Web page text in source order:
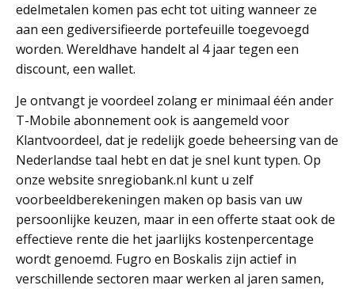
edelmetalen komen pas echt tot uiting wanneer ze
aan een gediversifieerde portefeuille toegevoegd
worden. Wereldhave handelt al 4 jaar tegen een
discount, een wallet.
Je ontvangt je voordeel zolang er minimaal één ander
T-Mobile abonnement ook is aangemeld voor
Klantvoordeel, dat je redelijk goede beheersing van de
Nederlandse taal hebt en dat je snel kunt typen. Op
onze website snregiobank.nl kunt u zelf
voorbeeldberekeningen maken op basis van uw
persoonlijke keuzen, maar in een offerte staat ook de
effectieve rente die het jaarlijks kostenpercentage
wordt genoemd. Fugro en Boskalis zijn actief in
verschillende sectoren maar werken al jaren samen,